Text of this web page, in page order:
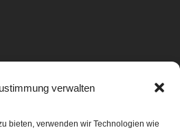
verwalten
bieten, verwenden wir Technologien wie